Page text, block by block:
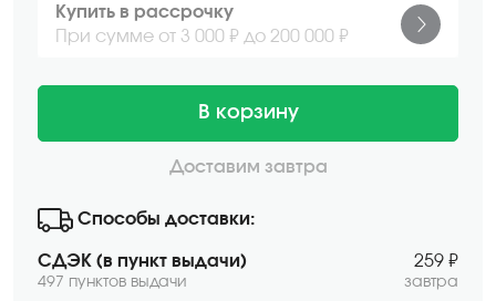
Купить в рассрочку
При сумме от 3 000 ₽ до 200 000 ₽
В корзину
Доставим завтра
Способы доставки:
СДЭК (в пункт выдачи)
497 пунктов выдачи
259 ₽
завтра